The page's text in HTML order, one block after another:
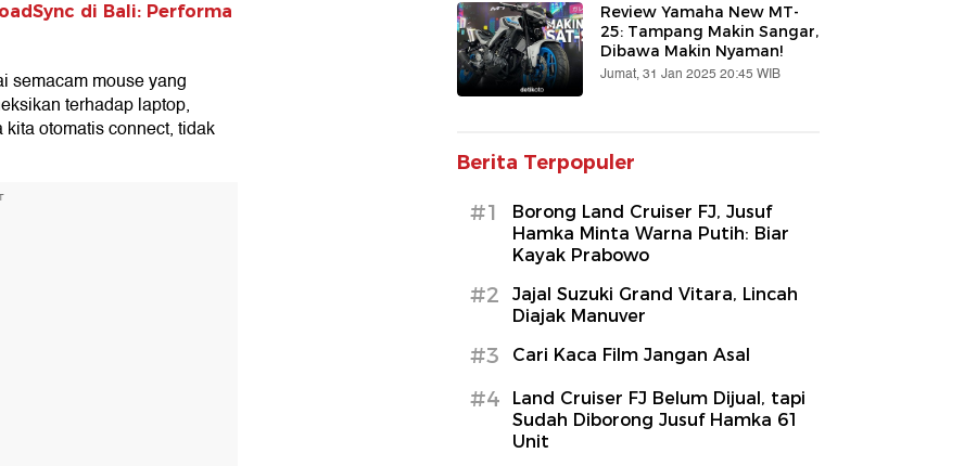
di Bali: Performa
semacam mouse yang
terhadap laptop,
otomatis connect, tidak
Review Yamaha New MT-
25: Tampang Makin Sangar,
Dibawa Makin Nyaman!
Jumat, 31 Jan 2025 20:45 WIB
Berita Terpopuler
#1
Borong Land Cruiser FJ, Jusuf
Hamka Minta Warna Putih: Biar
Kayak Prabowo
#2
Jajal Suzuki Grand Vitara, Lincah
Diajak Manuver
#3 Cari Kaca Film Jangan Asal
#4
Land Cruiser FJ Belum Dijual, tapi
Sudah Diborong Jusuf Hamka 61
Unit